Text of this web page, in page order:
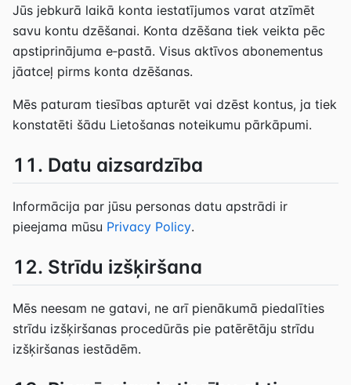
Jūs jebkurā laikā konta iestatījumos varat atzīmēt
savu kontu dzēšanai. Konta dzēšana tiek veikta pēc
apstiprinājuma e‑pastā. Visus aktīvos abonementus
jāatceļ pirms konta dzēšanas.
Mēs paturam tiesības apturēt vai dzēst kontus, ja tiek
konstatēti šādu Lietošanas noteikumu pārkāpumi.
11. Datu aizsardzība
Informācija par jūsu personas datu apstrādi ir
pieejama mūsu Privacy Policy.
12. Strīdu izšķiršana
Mēs neesam ne gatavi, ne arī pienākumā piedalīties
strīdu izšķiršanas procedūrās pie patērētāju strīdu
izšķiršanas iestādēm.